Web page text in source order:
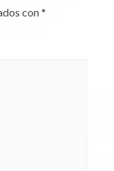
con*